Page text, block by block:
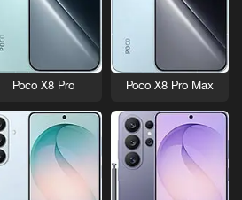
Poco X8 Pro Max
Poco X8 Pro